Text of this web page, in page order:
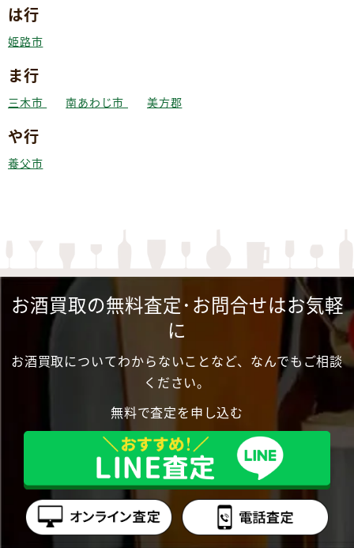
は行
姫路市
ま行
三木市 南あわじ市 美方郡
や行
養父市
お酒買取の無料査定･お問合せはお気軽
に
お酒買取についてわからないことなど、なんでもご相談
ください。
無料で査定を申し込む